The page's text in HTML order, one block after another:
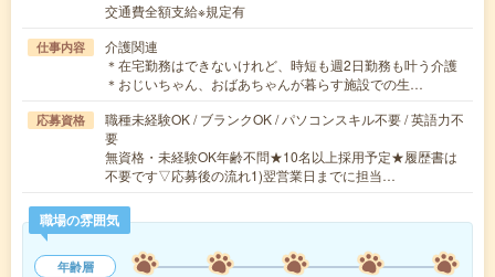
交通費全額支給※規定有
仕事内容
介護関連
＊在宅勤務はできないけれど、時短も週2日勤務も叶う介護
＊おじいちゃん、おばあちゃんが暮らす施設での生…
応募資格
職種未経験OK / ブランクOK / パソコンスキル不要 / 英語力不
要
無資格・未経験OK年齢不問★10名以上採用予定★履歴書は
不要です▽応募後の流れ1)翌営業日までに担当…
職場の雰囲気
年齢層